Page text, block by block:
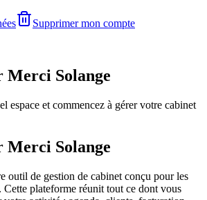
Supprimer mon compte
Merci Solange
espace et commencez à gérer votre cabinet
Merci Solange
outil de gestion de cabinet conçu pour les
Cette plateforme réunit tout ce dont vous